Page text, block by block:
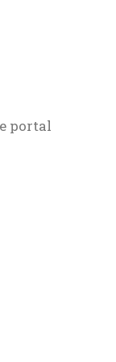
portal